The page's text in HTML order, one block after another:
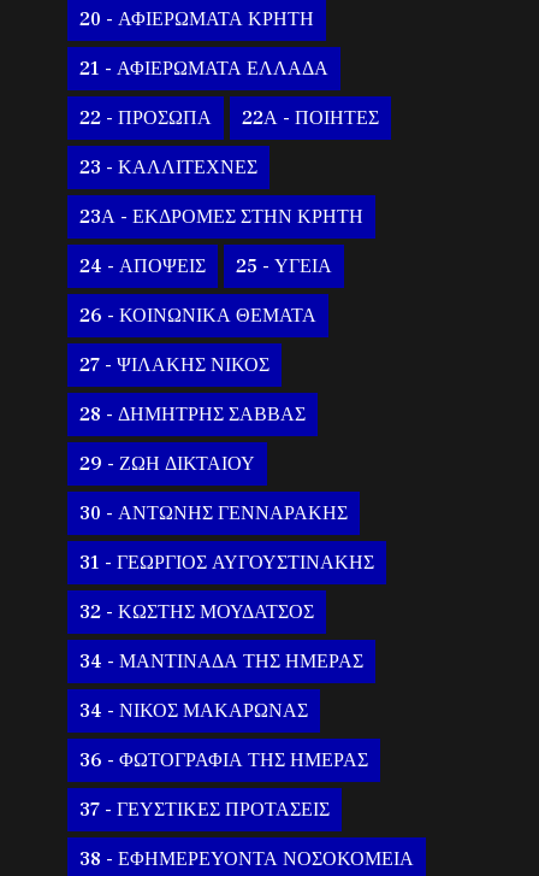
20 - ΑΦΙΕΡΩΜΑΤΑ ΚΡΗΤΗ
21 - ΑΦΙΕΡΩΜΑΤΑ ΕΛΛΑΔΑ
22 - ΠΡΟΣΩΠΑ 22Α - ΠΟΙΗΤΕΣ
23 - ΚΑΛΛΙΤΕΧΝΕΣ
23Α - ΕΚΔΡΟΜΕΣ ΣΤΗΝ ΚΡΗΤΗ
24 - ΑΠΟΨΕΙΣ 25 - ΥΓΕΙΑ
26 - ΚΟΙΝΩΝΙΚΑ ΘΕΜΑΤΑ
27 - ΨΙΛΑΚΗΣ ΝΙΚΟΣ
28 - ΔΗΜΗΤΡΗΣ ΣΑΒΒΑΣ
29 - ΖΩΗ ΔΙΚΤΑΙΟΥ
30 - ΑΝΤΩΝΗΣ ΓΕΝΝΑΡΑΚΗΣ
31 - ΓΕΩΡΓΙΟΣ ΑΥΓΟΥΣΤΙΝΑΚΗΣ
32 - ΚΩΣΤΗΣ ΜΟΥΔΑΤΣΟΣ
34 - ΜΑΝΤΙΝΑΔΑ ΤΗΣ ΗΜΕΡΑΣ
34 - ΝΙΚΟΣ ΜΑΚΑΡΩΝΑΣ
36 - ΦΩΤΟΓΡΑΦΙΑ ΤΗΣ ΗΜΕΡΑΣ
37 - ΓΕΥΣΤΙΚΕΣ ΠΡΟΤΑΣΕΙΣ
38 - ΕΦΗΜΕΡΕΥΟΝΤΑ ΝΟΣΟΚΟΜΕΙΑ